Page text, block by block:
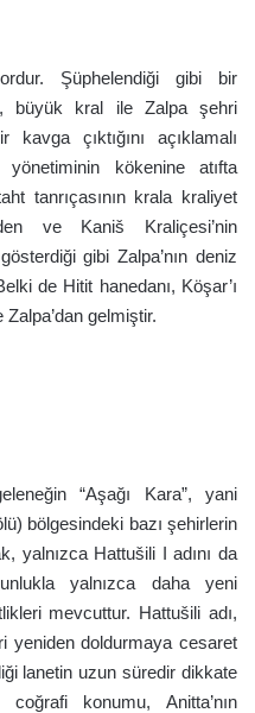
Şüphelendiği gibi bir
büyük kral ile Zalpa şehri
çıktığını açıklamalı
kökenine atıfta
tanrıçasının krala kraliyet
ve Kaniš Kraliçesi’nin
gibi Zalpa’nın deniz
de Hitit hanedanı, Köşar’ı
gelmiştir.
“Aşağı Kara”, yani
bölgesindeki bazı şehirlerin
yalnızca Hattušili I adını da
yalnızca daha yeni
mevcuttur. Hattušili adı,
yeniden doldurmaya cesaret
lanetin uzun süredir dikkate
coğrafi konumu, Anitta’nın